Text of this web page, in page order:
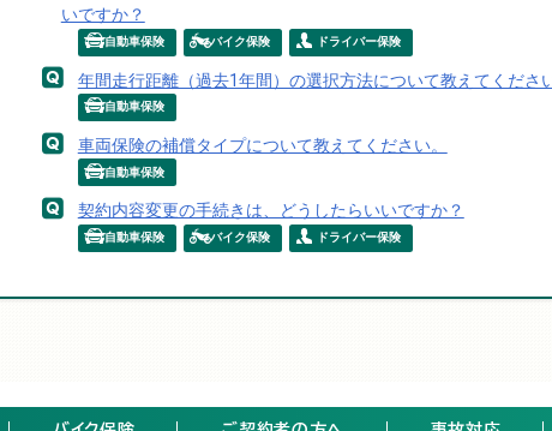
いですか？
自動車保険 バイク保険 ドライバー保険
年間走行距離（過去1年間）の選択方法について教えてください
自動車保険
車両保険の補償タイプについて教えてください。
自動車保険
契約内容変更の手続きは、どうしたらいいですか？
自動車保険 バイク保険 ドライバー保険